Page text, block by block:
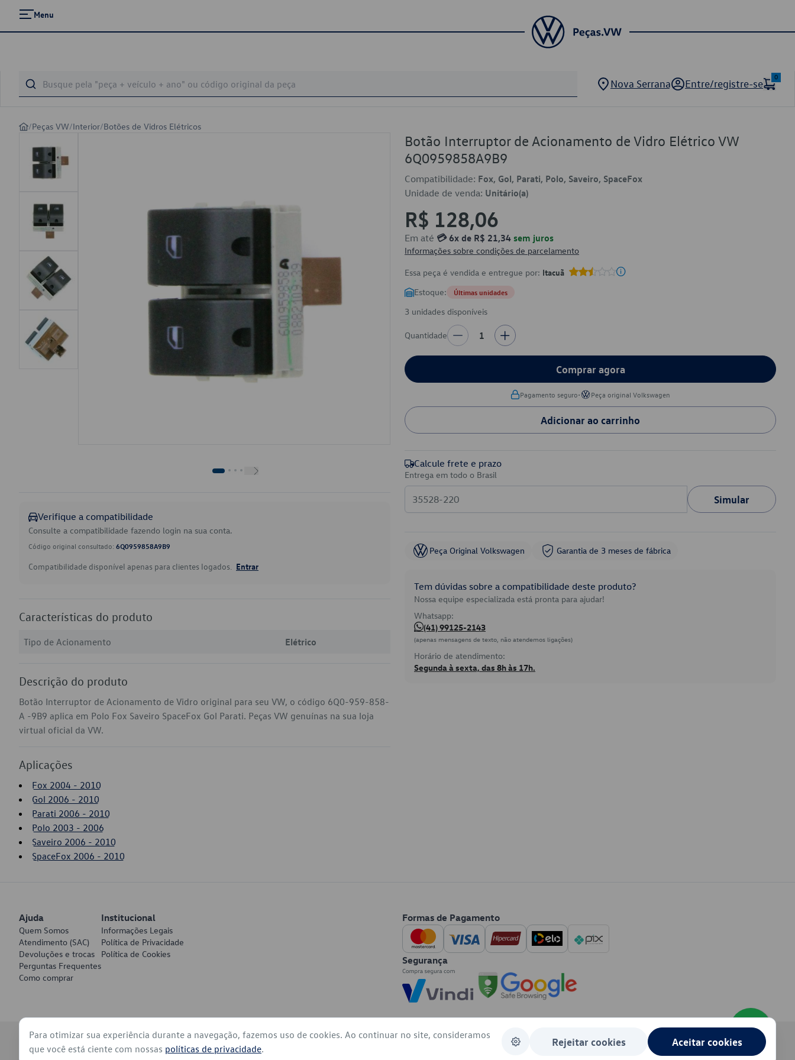
Menu
Nova Serrana Entre/registre-se
0
/Peças VW/Interior/Botões de Vidros Elétricos
Verifique a compatibilidade
Consulte a compatibilidade fazendo login na sua conta.
Código original consultado: 6Q0959858A9B9
Compatibilidade disponível apenas para clientes logados. Entrar
Características do produto
Tipo de Acionamento Elétrico
Descrição do produto
Botão Interruptor de Acionamento de Vidro original para seu VW, o código 6Q0-959-858-
A -9B9 aplica em Polo Fox Saveiro SpaceFox Gol Parati. Peças VW genuínas na sua loja
virtual oficial da VW.
Aplicações
Fox 2004 - 2010
Gol 2006 - 2010
Parati 2006 - 2010
Polo 2003 - 2006
Saveiro 2006 - 2010
SpaceFox 2006 - 2010
Botão Interruptor de Acionamento de Vidro Elétrico VW
6Q0959858A9B9
Compatibilidade: Fox, Gol, Parati, Polo, Saveiro, SpaceFox
Unidade de venda: Unitário(a)
R$ 128,06
Em até 💳 6x de R$ 21,34 sem juros
Informações sobre condições de parcelamento
Essa peça é vendida e entregue por: Itacuã
Estoque: Últimas unidades
3 unidades disponíveis
Quantidade 1
Comprar agora
Pagamento seguro• Peça original Volkswagen
Adicionar ao carrinho
Calcule frete e prazo
Entrega em todo o Brasil
Simular
Peça Original Volkswagen Garantia de 3 meses de fábrica
Tem dúvidas sobre a compatibilidade deste produto?
Nossa equipe especializada está pronta para ajudar!
Whatsapp:
(41) 99125-2143
(apenas mensagens de texto, não atendemos ligações)
Horário de atendimento:
Segunda à sexta, das 8h às 17h.
Ajuda
Quem Somos
Atendimento (SAC)
Devoluções e trocas
Perguntas Frequentes
Como comprar
Institucional
Informações Legais
Política de Privacidade
Política de Cookies
Formas de Pagamento
Segurança
© 2026 - Volkswagen do Brasil - Todos os direitos reservados
Para otimizar sua experiência durante a navegação, fazemos uso de cookies. Ao continuar no site, consideramos
que você está ciente com nossas políticas de privacidade.
Rejeitar cookies Aceitar cookies